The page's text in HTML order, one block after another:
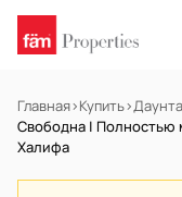
Главная›Купить›
Свободна | Полностью
Халифа